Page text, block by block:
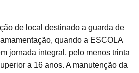
de local destinado a guarda de
quando a ESCOLA
jornada integral, pelo menos trinta
a 16 anos. A manutenção da